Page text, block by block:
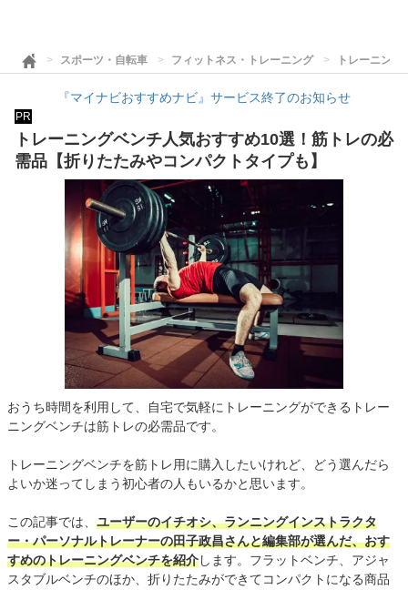
スポーツ・自転車 フィットネス・トレーニング トレーニン
『マイナビおすすめナビ』サービス終了のお知らせ
PR
トレーニングベンチ人気おすすめ10選！筋トレの必
需品【折りたたみやコンパクトタイプも】
おうち時間を利用して、自宅で気軽にトレーニングができるトレー
ニングベンチは筋トレの必需品です。
トレーニングベンチを筋トレ用に購入したいけれど、どう選んだら
よいか迷ってしまう初心者の人もいるかと思います。
この記事では、 ユーザーのイチオシ、ランニングインストラクタ
ー・パーソナルトレーナーの田子政昌さんと編集部が選んだ、おす
すめのトレーニングベンチを紹介します。フラットベンチ、アジャ
スタブルベンチのほか、折りたたみができてコンパクトになる商品